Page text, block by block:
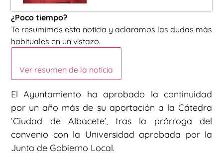
¿Poco tiempo?
Te resumimos esta noticia y aclaramos las dudas más
habituales en un vistazo.
Ver resumen de la noticia
El Ayuntamiento ha aprobado la continuidad
por un año más de su aportación a la Cátedra
‘Ciudad de Albacete’, tras la prórroga del
convenio con la Universidad aprobada por la
Junta de Gobierno Local.